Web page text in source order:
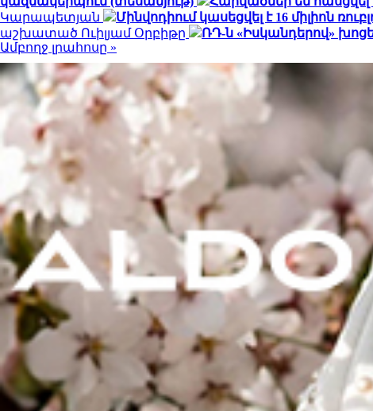
Կարապետյան
Մինվոդիում կասեցվել է 16 միլիոն
աշխատած Ուիլյամ Օրբիթը
ՌԴ-ն «Իսկանդերով»
Ամբողջ լրահոսը »